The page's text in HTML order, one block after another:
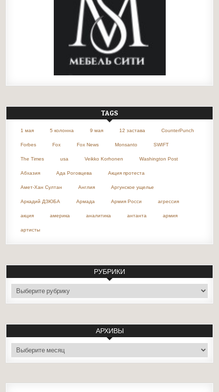
TAGS
1 мая 5 колонна 9 мая 12 застава CounterPunch
Forbes Fox Fox News Monsanto SWIFT
The Times usa Veikko Korhonen Washington Post
Абхазия Ада Роговцева Акция протеста
Амет-Хан Султан Англия Аргунское ущелье
Аркадий ДЗЮБА Армада Армия Росси агрессия
акция америка аналитика антанта армия
артисты
РУБРИКИ
рубрики
АРХИВЫ
архивы